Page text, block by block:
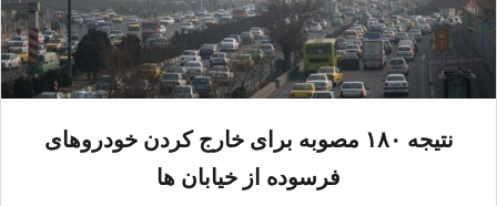
نتیجه ۱۸۰ مصوبه برای خارج کردن خودروهای
فرسوده از خیابان ها